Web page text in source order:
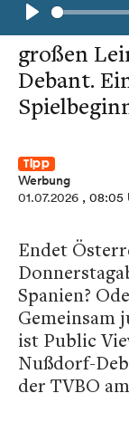
Play
Das WM-
großen
Debant.
Tipp
Werbung
01.07.2026 , 08:05
Endet
Spanien?
Gemeinsam
ist Public
Nußdorf-
der TVBO